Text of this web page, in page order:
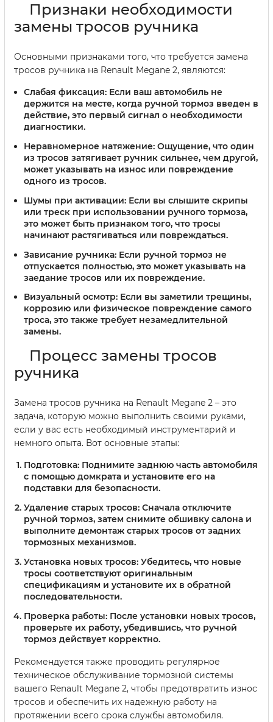
Признаки необходимости
замены тросов ручника
Основными признаками того, что требуется замена
тросов ручника на Renault Megane 2, являются:
Слабая фиксация: Если ваш автомобиль не
держится на месте, когда ручной тормоз введен в
действие, это первый сигнал о необходимости
диагностики.
Неравномерное натяжение: Ощущение, что один
из тросов затягивает ручник сильнее, чем другой,
может указывать на износ или повреждение
одного из тросов.
Шумы при активации: Если вы слышите скрипы
или треск при использовании ручного тормоза,
это может быть признаком того, что тросы
начинают растягиваться или повреждаться.
Зависание ручника: Если ручной тормоз не
отпускается полностью, это может указывать на
заедание тросов или их повреждение.
Визуальный осмотр: Если вы заметили трещины,
коррозию или физическое повреждение самого
троса, это также требует незамедлительной
замены.
Процесс замены тросов
ручника
Замена тросов ручника на Renault Megane 2 – это
задача, которую можно выполнить своими руками,
если у вас есть необходимый инструментарий и
немного опыта. Вот основные этапы:
Подготовка: Поднимите заднюю часть автомобиля
с помощью домкрата и установите его на
подставки для безопасности.
Удаление старых тросов: Сначала отключите
ручной тормоз, затем снимите обшивку салона и
выполните демонтаж старых тросов от задних
тормозных механизмов.
Установка новых тросов: Убедитесь, что новые
тросы соответствуют оригинальным
спецификациям и установите их в обратной
последовательности.
Проверка работы: После установки новых тросов,
проверьте их работу, убедившись, что ручной
тормоз действует корректно.
Рекомендуется также проводить регулярное
техническое обслуживание тормозной системы
вашего Renault Megane 2, чтобы предотвратить износ
тросов и обеспечить их надежную работу на
протяжении всего срока службы автомобиля.